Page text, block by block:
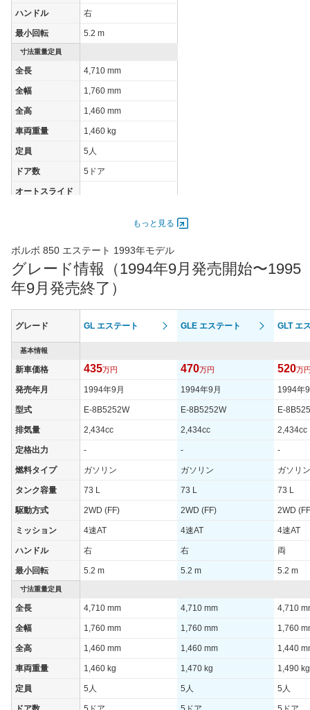
装備オプション
ハンドル 右
最小回転 5.2 m
寸法重量定員
全長 4,710 mm
全幅 1,760 mm
全高 1,460 mm
車両重量 1,460 kg
定員 5人
ドア数 5ドア
オートスライド
最高トルク 205.9 [21]/ 3,600
過給機 -
(前)
185/65R15
タイヤサイズ
(後)
街地)
-
WLTCモード(郊
外)
WLTCモード(高
-
装備オプション
もっと見る
ボルボ 850 エステート 1993年モデル
グレード情報（1994年9月発売開始〜1995
年9月発売終了）
グレード GL エステート GLE エステート GLT エ
基本情報
新車価格 435万円 470万円 520万
発売年月 1994年9月 1994年9月 1994年
型式 E-8B5252W E-8B5252W E-
排気量 2,434cc 2,434cc 2,434cc
定格出力 - - -
燃料タイプ ガソリン ガソリン ガソリン
タンク容量 73 L 73 L 73 L
駆動方式 2WD (FF) 2WD (FF) 2WD
ミッション 4速AT 4速AT 4速AT
ハンドル 右 右 両
最小回転 5.2 m 5.2 m 5.2 m
寸法重量定員
全長 4,710 mm 4,710 mm 4,710
全幅 1,760 mm 1,760 mm 1,760
全高 1,460 mm 1,460 mm 1,440
車両重量 1,460 kg 1,470 kg 1,490 kg
定員 5人 5人 5人